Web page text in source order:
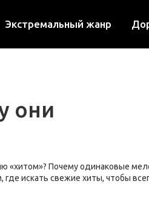
Экстремальный жанр
они
«хитом»? Почему одинаковые
искать свежие хиты, чтобы